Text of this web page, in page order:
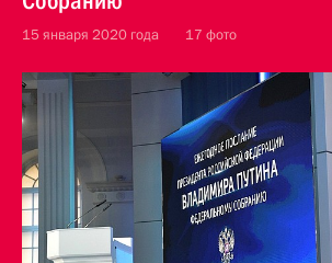
15 января 2020 года 17 фото